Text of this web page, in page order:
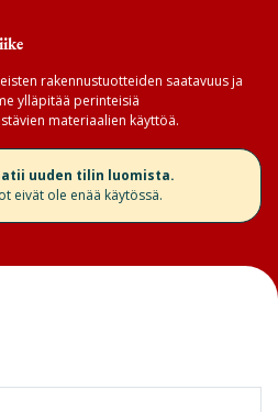
rakennustuotteiden saatavuus ja
ylläpitää perinteisiä
materiaalien käyttöä.
uuden tilin luomista.
eivät ole enää käytössä.